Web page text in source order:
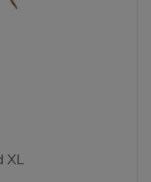
XL